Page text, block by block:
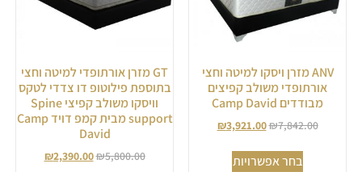
ANV מזרן ויסקו למיטה וחצי
אורתופדי משולב קפיצים
מבודדים Camp David
₪7,842.00
₪3,921.00
בחר אפשרויות
GT מזרן אורתופדי למיטה וחצי
בתוספת פילוטופ דו צדדי לטקס
וויסקו משולב קפיצי Spine
support מבית קמפ דויד Camp
David
₪5,800.00
₪2,390.00